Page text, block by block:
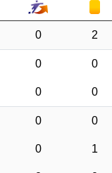
0 2
0 0
0 0
0 0
0 1